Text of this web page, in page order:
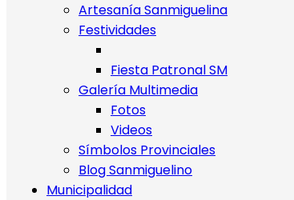
Artesanía Sanmiguelina
Festividades
Fiesta Patronal SM
Galería Multimedia
Fotos
Videos
Símbolos Provinciales
Blog Sanmiguelino
Municipalidad